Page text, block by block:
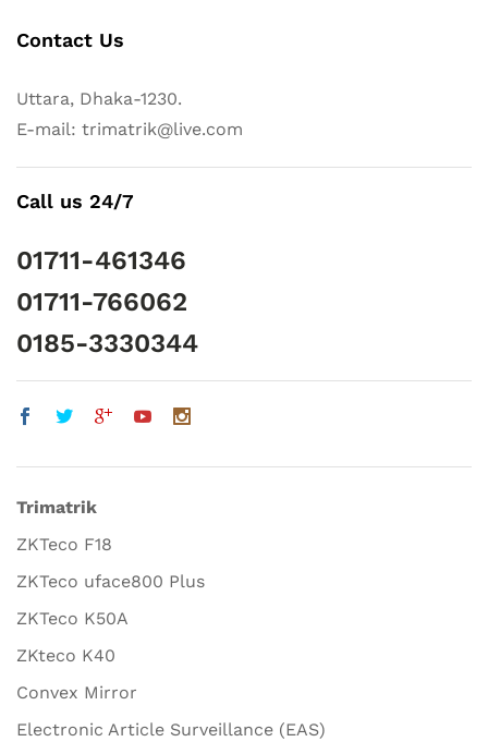
Contact Us
Uttara, Dhaka-1230.
E-mail: trimatrik@live.com
Call us 24/7
01711-461346
01711-766062
0185-3330344
Trimatrik
ZKTeco F18
ZKTeco uface800 Plus
ZKTeco K50A
ZKteco K40
Convex Mirror
Electronic Article Surveillance (EAS)